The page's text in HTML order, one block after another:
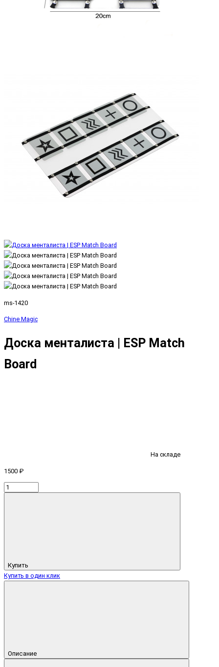
ms-1420
Chine Magic
Доска менталиста | ESP Match
Board
На складе
1500 ₽
Купить
Купить в один клик
Описание